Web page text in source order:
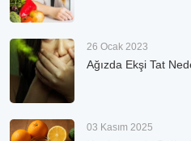
26 Ocak 2023
Ağızda Ekşi Tat
03 Kasım 2025